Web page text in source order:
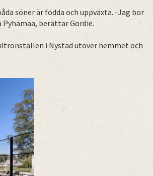
söner är födda och uppväxta. -Jag bor
berättar Gordie.
i Nystad utöver hemmet och